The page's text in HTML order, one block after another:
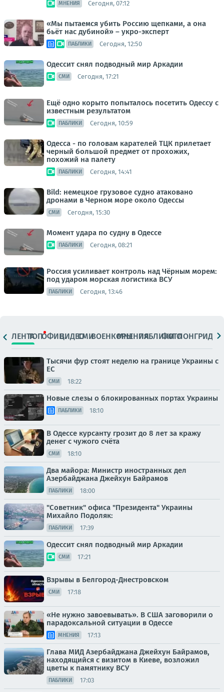
МНЕНИЯ Сегодня, 07:12
«Мы пытаемся убить Россию щепками, а она
бьёт нас дубиной» – укро-эксперт
ПАБЛИКИ Сегодня, 12:50
Одессит снял подводный мир Аркадии
СМИ Сегодня, 17:21
Ещё одно корыто попыталось посетить Одессу с
известным результатом
ПАБЛИКИ Сегодня, 10:59
Одесса - по головам карателей ТЦК прилетает
черный большой предмет от прохожих,
похожий на палету
ПАБЛИКИ Сегодня, 14:41
Bild: немецкое грузовое судно атаковано
дронами в Черном море около Одессы
СМИ Сегодня, 15:30
Момент удара по судну в Одессе
ПАБЛИКИ Сегодня, 08:21
Россия усиливает контроль над Чёрным морем:
под ударом морская логистика ВСУ
ПАБЛИКИ Сегодня, 13:46
ЛЕНТАТОПОФИЦ.ВИДЕОСМИВОЕНКОРЫМНЕНИЯПАБЛИКИ
ФОТОЛОНГРИДЫ
Тысячи фур стоят неделю на границе Украины с
ЕС
СМИ 18:22
Новые слезы о блокированных портах Украины
ПАБЛИКИ 18:10
В Одессе курсанту грозит до 8 лет за кражу
денег с чужого счёта
СМИ 18:10
Два майора: Министр иностранных дел
Азербайджана Джейхун Байрамов
ПАБЛИКИ 18:00
"Советник" офиса "Президента" Украины
Михайло Подоляк:
ПАБЛИКИ 17:39
Одессит снял подводный мир Аркадии
СМИ 17:21
Взрывы в Белгород-Днестровском
СМИ 17:18
«Не нужно завоевывать». В США заговорили о
парадоксальной ситуации в Одессе
МНЕНИЯ 17:13
Глава МИД Азербайджана Джейхун Байрамов,
находящийся с визитом в Киеве, возложил
цветы к памятнику ВСУ
ПАБЛИКИ 17:03